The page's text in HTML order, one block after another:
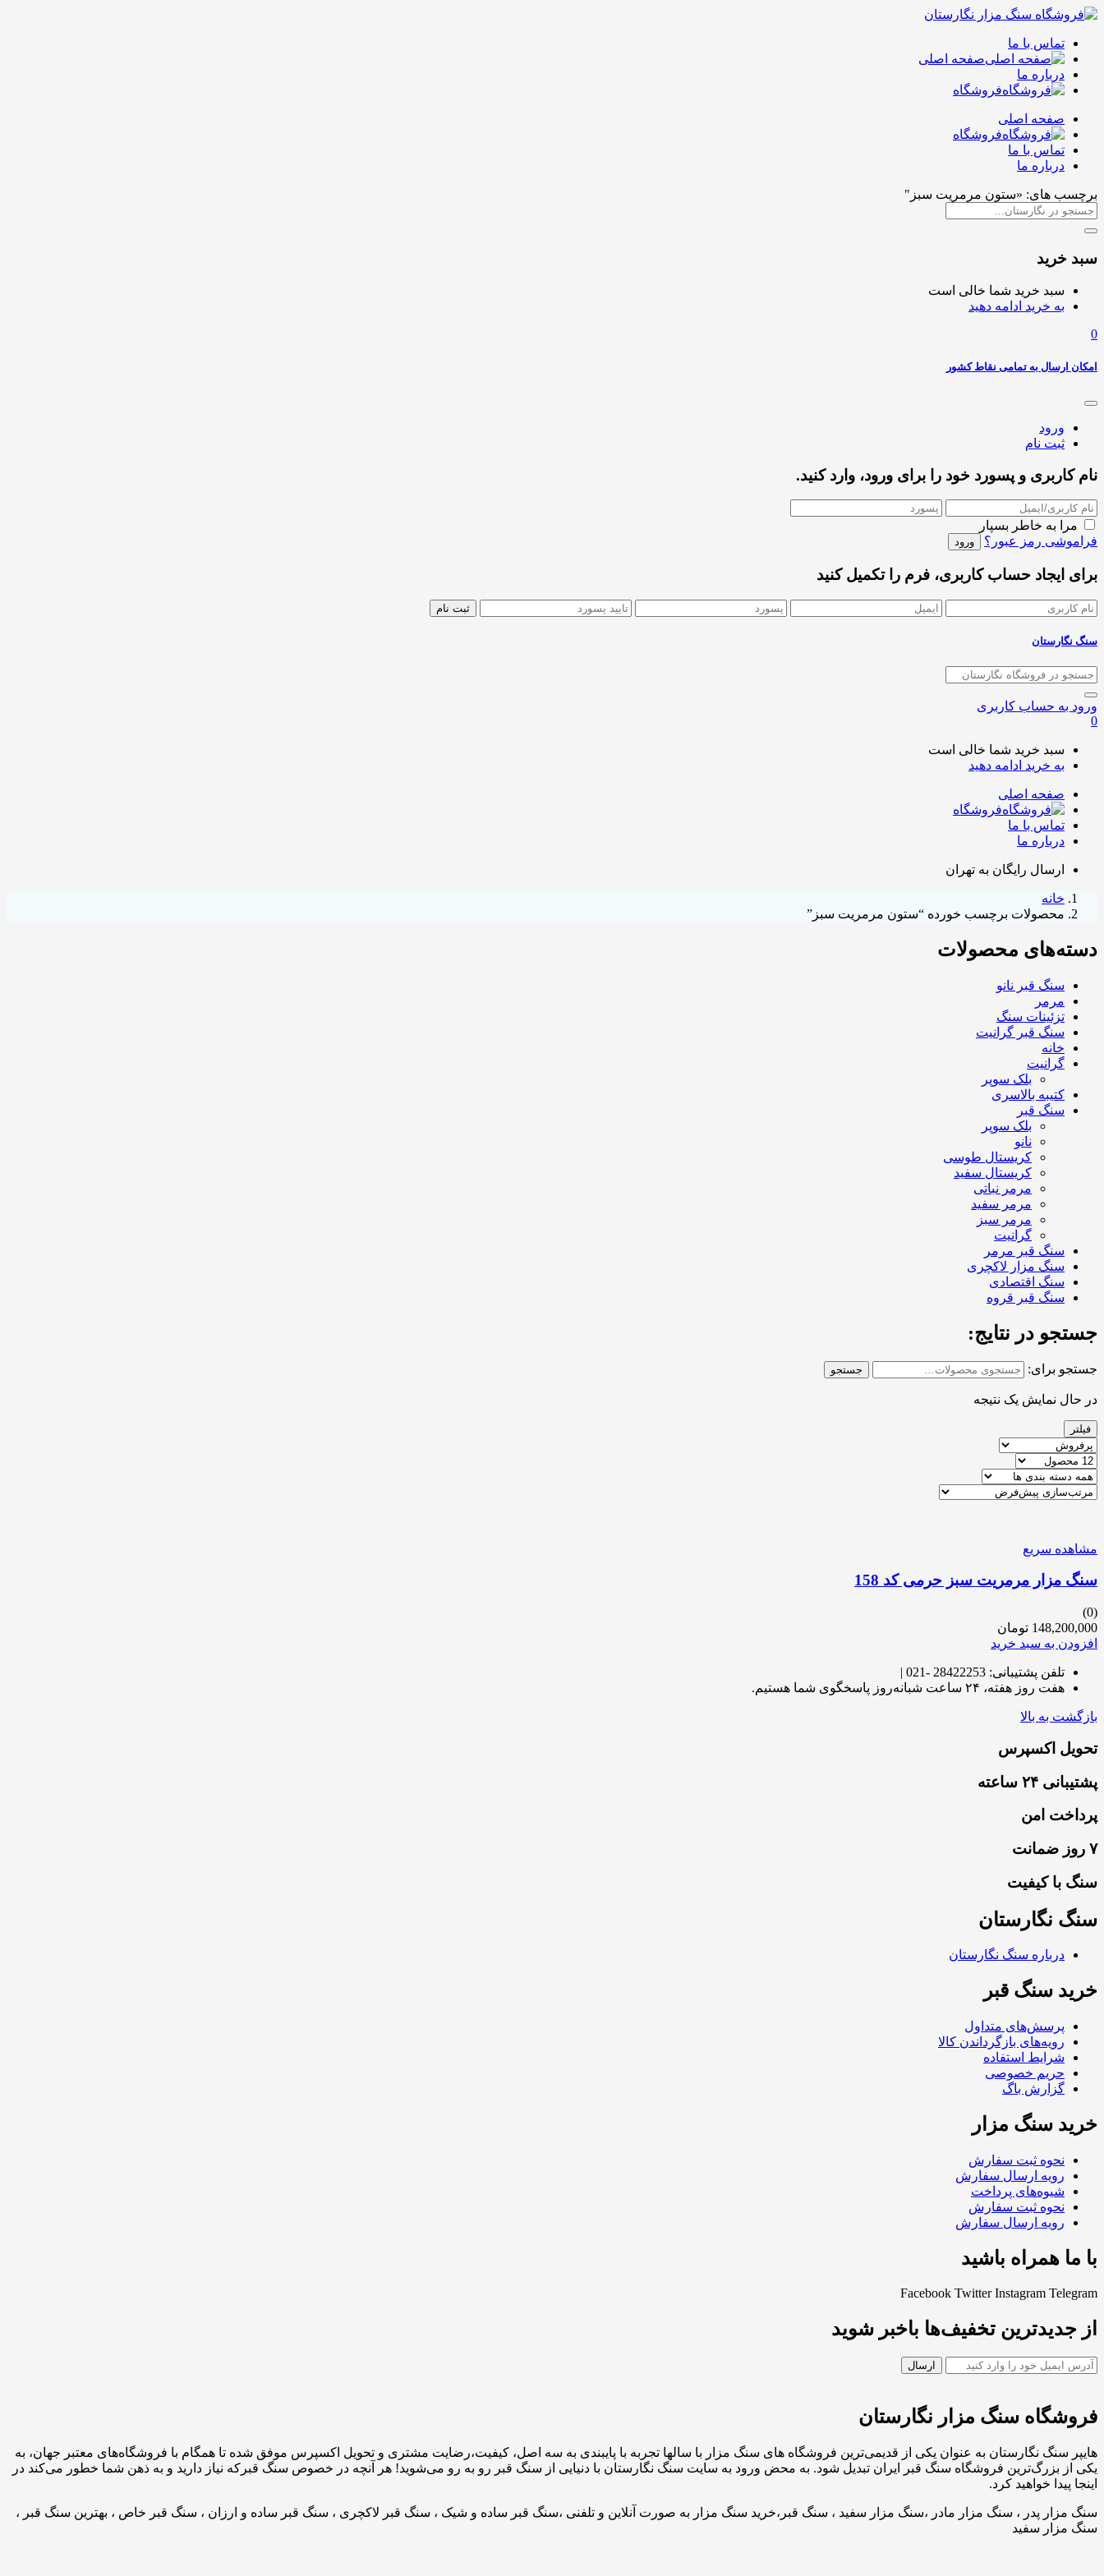
تماس با ما
صفحه اصلی
درباره ما
فروشگاه
صفحه اصلی
فروشگاه
تماس با ما
درباره ما
برچسب های: «ستون مرمریت سبز"
سبد خرید
سبد خرید شما خالی است
به خرید ادامه دهید
0
امکان ارسال به تمامی نقاط کشور
ورود
ثبت نام
نام کاربری و پسورد خود را برای ورود، وارد کنید.
مرا به خاطر بسپار
فراموشی رمز عبور؟
برای ایجاد حساب کاربری، فرم را تکمیل کنید
سنگ نگارستان
ورود به حساب کاربری
0
سبد خرید شما خالی است
به خرید ادامه دهید
صفحه اصلی
فروشگاه
تماس با ما
درباره ما
ارسال رایگان به تهران
خانه
محصولات برچسب خورده “ستون مرمریت سبز”
دسته‌های محصولات
سنگ قبر نانو
مرمر
تزئینات سنگ
سنگ قبر گرانیت
خانه
گرانیت
بلک سوپر
کتیبه بالاسری
سنگ قبر
بلک سوپر
نانو
کریستال طوسی
کریستال سفید
مرمر نباتی
مرمر سفید
مرمر سبز
گرانیت
سنگ قبر مرمر
سنگ مزار لاکچری
سنگ اقتصادی
سنگ قبر قروه
جستجو در نتایج:
جستجو برای: جستجو
در حال نمایش یک نتیجه
فیلتر
مشاهده سریع
سنگ مزار مرمریت سبز حرمی کد 158
(0)
148,200,000 تومان
افزودن به سبد خرید
تلفن پشتیبانی: 28422253 -021 |
هفت روز هفته، ۲۴ ساعت شبانه‌روز پاسخگوی شما هستیم.
بازگشت به بالا
تحویل اکسپرس
پشتیبانی ۲۴ ساعته
پرداخت امن
۷ روز ضمانت
سنگ با کیفیت
سنگ نگارستان
درباره سنگ نگارستان
خرید سنگ قبر
پرسش‌های متداول
رویه‌های بازگرداندن کالا
شرایط استفاده
حریم خصوصی
گزارش باگ
خرید سنگ مزار
نحوه ثبت سفارش
رویه ارسال سفارش
شیوه‌های پرداخت
نحوه ثبت سفارش
رویه ارسال سفارش
با ما همراه باشید
Facebook Twitter Instagram Telegram
از جدیدترین تخفیف‌ها باخبر شوید
فروشگاه سنگ مزار نگارستان
هایپر سنگ نگارستان به عنوان یکی از قدیمی‌ترین فروشگاه های سنگ مزار با سالها تجربه با پایبندی به سه اصل، کیفیت،رضایت مشتری و تحویل اکسپرس موفق شده تا همگام با فروشگاه‌های معتبر جهان، به
یکی از بزرگ‌ترین فروشگاه سنگ قبر ایران تبدیل شود. به محض ورود به سایت سنگ نگارستان با دنیایی از سنگ قبر رو به رو می‌شوید! هر آنچه در خصوص سنگ قبرکه نیاز دارید و به ذهن شما خطور می‌کند در
اینجا پیدا خواهید کرد.
سنگ مزار پدر ، سنگ مزار مادر ،سنگ مزار سفید ، سنگ قبر،خرید سنگ مزار به صورت آنلاین و تلفنی ،سنگ قبر ساده و شیک ، سنگ قبر لاکچری ، سنگ قبر ساده و ارزان ، سنگ قبر خاص ، بهترین سنگ قبر ،
سنگ مزار سفید